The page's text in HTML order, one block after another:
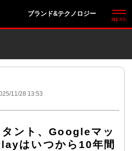
ブランド&テクノロジー
11/28 13:53
ント、Googleマッ
はいつから10年間